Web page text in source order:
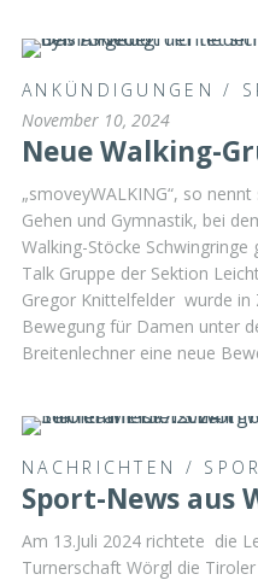
ANKÜNDIGUNGEN /
November 10, 2024
Neue Walking-
„smoveyWALKING“, so
Gehen und Gymnastik, bei
Walking-Stöcke
Talk Gruppe der Sektion
Gregor Knittelfelder wurde
Bewegung für Damen unter
Breitenlechner eine neue
NACHRICHTEN /
Sport-News aus
Am 13.Juli 2024 richtete die
Turnerschaft Wörgl die